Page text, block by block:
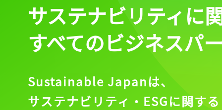
サステナビリティに
すべてのビジネスパ
Sustainable Japanは、
サステナビリティ・ESGに関する